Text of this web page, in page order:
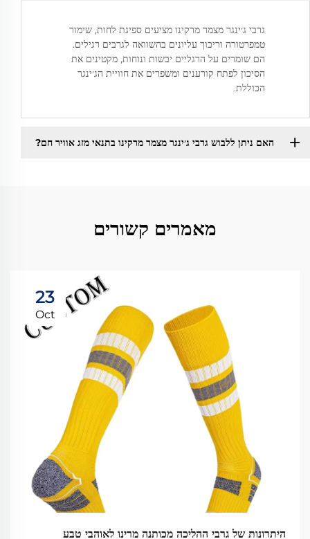
גרבי ג׳ינגר מצמר מרקינו מציעים ספיגת לחות, שימור
טמפרטורה וריכוך עליונים בהשוואה לגרבים רגילים.
הם שומרים על הרגליים יבשות ונוחות, מקטינים את
הסיכון לפתח קורענים ומשפרים את חוויית הג׳ינגר
הכוללת.
האם ניתן ללבוש גרבי ג׳ינגר מצמר מרקינו בתנאי מזג אוויר חם?
מאמרים קשורים
23
Oct
היתרונות של גרבי ההליכה מכותנה מרינו לאוהבי טבע